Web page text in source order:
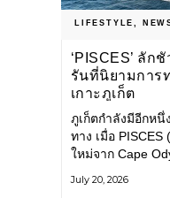
LIFESTYLE,
‘PISCES’ ลัก
รันที่นิยามการ
เกาะภูเก็ต
ภูเก็ตกำลังมีอีกหนึ่
ทาง เมื่อ
ใหม่จาก Cape
ไป ผสานความส
July 20, 2026